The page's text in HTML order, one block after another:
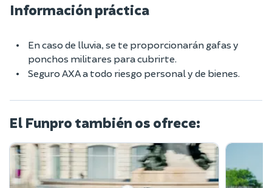
Información práctica
En caso de lluvia, se te proporcionarán gafas y
ponchos militares para cubrirte.
Seguro AXA a todo riesgo personal y de bienes.
El Funpro también os ofrece: